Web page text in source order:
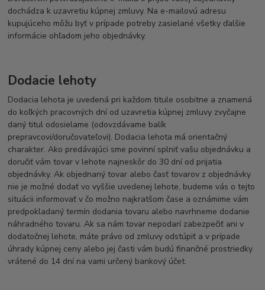
dochádza k uzavretiu kúpnej zmluvy. Na e-mailovú adresu
kupujúceho môžu byť v prípade potreby zasielané všetky ďalšie
informácie ohľadom jeho objednávky.
Dodacie lehoty
Dodacia lehota je uvedená pri každom titule osobitne a znamená
do koľkých pracovných dní od uzavretia kúpnej zmluvy zvyčajne
daný titul odosielame (odovzdávame balík
prepravcovi/doručovateľovi). Dodacia lehota má orientačný
charakter. Ako predávajúci sme povinní splniť vašu objednávku a
doručiť vám tovar v lehote najneskôr do 30 dní od prijatia
objednávky. Ak objednaný tovar alebo časť tovarov z objednávky
nie je možné dodať vo vyššie uvedenej lehote, budeme vás o tejto
situácii informovať v čo možno najkratšom čase a oznámime vám
predpokladaný termín dodania tovaru alebo navrhneme dodanie
náhradného tovaru. Ak sa nám tovar nepodarí zabezpečiť ani v
dodatočnej lehote, máte právo od zmluvy odstúpiť a v prípade
úhrady kúpnej ceny alebo jej časti vám budú finančné prostriedky
vrátené do 14 dní na vami určený bankový účet.